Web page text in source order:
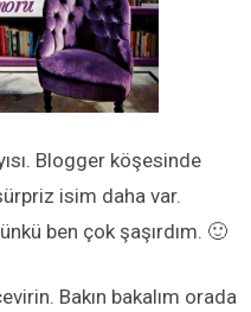
Blogger köşesinde
isim daha var.
ben çok şaşırdım. 🙂
Bakın bakalım orada